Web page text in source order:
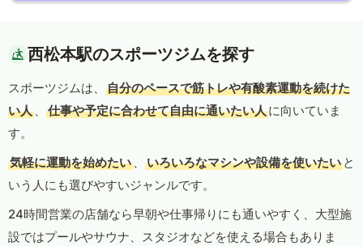
西松本駅のスポーツジムを探す
スポーツジムは、
自分のペースで筋トレや有酸素運動を続けた
い人 、 仕事や予定に合わせて自由に通いたい人に向いていま
す。
気軽に運動を始めたい 、 いろいろなマシンや設備を使いたい と
いう人にも選びやすいジャンルです。
24時間営業の店舗なら早朝や仕事帰りにも通いやすく、大型施
設ではプールやサウナ、スタジオなどを使える場合もありま